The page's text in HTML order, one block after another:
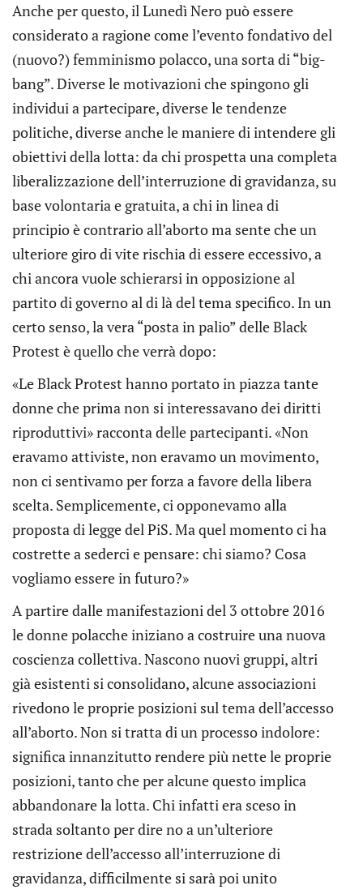
Anche per questo, il Lunedì Nero può essere
considerato a ragione come l’evento fondativo del
(nuovo?) femminismo polacco, una sorta di “big-
bang”. Diverse le motivazioni che spingono gli
individui a partecipare, diverse le tendenze
politiche, diverse anche le maniere di intendere gli
obiettivi della lotta: da chi prospetta una completa
liberalizzazione dell’interruzione di gravidanza, su
base volontaria e gratuita, a chi in linea di
principio è contrario all’aborto ma sente che un
ulteriore giro di vite rischia di essere eccessivo, a
chi ancora vuole schierarsi in opposizione al
partito di governo al di là del tema specifico. In un
certo senso, la vera “posta in palio” delle Black
Protest è quello che verrà dopo:
«Le Black Protest hanno portato in piazza tante
donne che prima non si interessavano dei diritti
riproduttivi» racconta delle partecipanti. «Non
eravamo attiviste, non eravamo un movimento,
non ci sentivamo per forza a favore della libera
scelta. Semplicemente, ci opponevamo alla
proposta di legge del PiS. Ma quel momento ci ha
costrette a sederci e pensare: chi siamo? Cosa
vogliamo essere in futuro?»
A partire dalle manifestazioni del 3 ottobre 2016
le donne polacche iniziano a costruire una nuova
coscienza collettiva. Nascono nuovi gruppi, altri
già esistenti si consolidano, alcune associazioni
rivedono le proprie posizioni sul tema dell’accesso
all’aborto. Non si tratta di un processo indolore:
significa innanzitutto rendere più nette le proprie
posizioni, tanto che per alcune questo implica
abbandonare la lotta. Chi infatti era sceso in
strada soltanto per dire no a un’ulteriore
restrizione dell’accesso all’interruzione di
gravidanza, difficilmente si sarà poi unito